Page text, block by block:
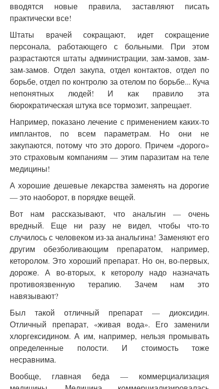
вводятся новые правила, заставляют писать
практически все!
Штаты врачей сокращают, идет сокращение
персонала, работающего с больными. При этом
разрастаются штаты администрации, зам-замов, зам-
зам-замов. Отдел закупа, отдел контактов, отдел по
борьбе, отдел по контролю за отелом по борьбе... Куча
непонятных людей! И как правило эта
бюрократическая штука все тормозит, запрещает.
Например, показано лечение с применением каких-то
имплантов, по всем параметрам. Но они не
закупаются, потому что это дорого. Причем «дорого»
это страховым компаниям — этим паразитам на теле
медицины!
А хорошие дешевые лекарства заменять на дорогие
— это наоборот, в порядке вещей.
Вот нам рассказывают, что анальгин — очень
вредный. Еще ни разу не видел, чтобы что-то
случилось с человеком из-за анальгина! Заменяют его
другим обезболивающим препаратом, например,
кеторолом. Это хороший препарат. Но он, во-первых,
дороже. А во-вторых, к кеторолу надо назначать
противоязвенную терапию. Зачем нам это
навязывают?
Был такой отличный препарат — диоксидин.
Отличный препарат, «живая вода». Его заменили
хлоргексидином. А им, например, нельзя промывать
определенные полости. И стоимость тоже
несравнима.
Вообще, главная беда — коммерциализация